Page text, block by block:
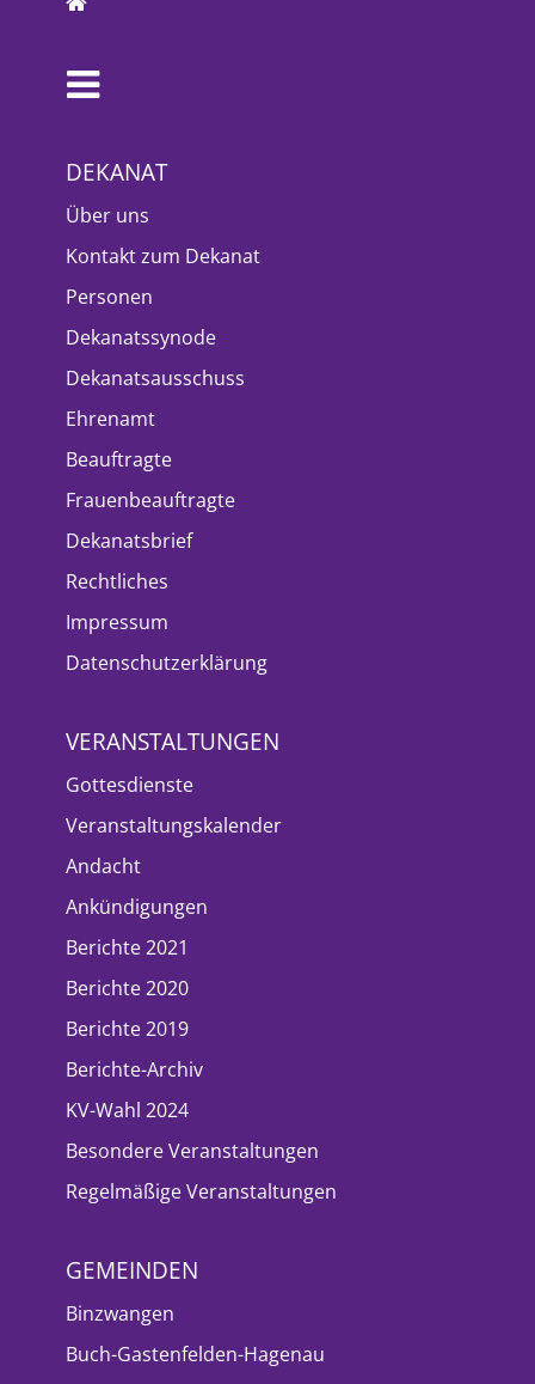
DEKANAT
Über uns
Kontakt zum Dekanat
Personen
Dekanatssynode
Dekanatsausschuss
Ehrenamt
Beauftragte
Frauenbeauftragte
Dekanatsbrief
Rechtliches
Impressum
Datenschutzerklärung
VERANSTALTUNGEN
Gottesdienste
Veranstaltungskalender
Andacht
Ankündigungen
Berichte 2021
Berichte 2020
Berichte 2019
Berichte-Archiv
KV-Wahl 2024
Besondere Veranstaltungen
Regelmäßige Veranstaltungen
GEMEINDEN
Binzwangen
Buch-Gastenfelden-Hagenau